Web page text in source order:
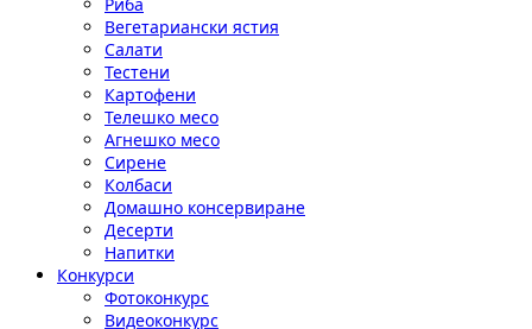
Вегетариански ястия
Салати
Тестени
Картофени
Телешко месо
Агнешко месо
Сирене
Колбаси
Домашно консервиране
Десерти
Напитки
Конкурси
Фотоконкурс
Видеоконкурс